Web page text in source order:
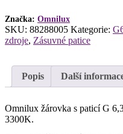
Značka: Omnilux
SKU: 88288005 Kategorie:
zdroje, Zásuvné patice
Popis Další
Omnilux žárovka s paticí G
3300K.